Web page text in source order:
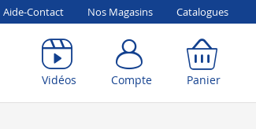
Aide-Contact Nos Magasins Catalogues
Vidéos Compte Panier
Compte Panier